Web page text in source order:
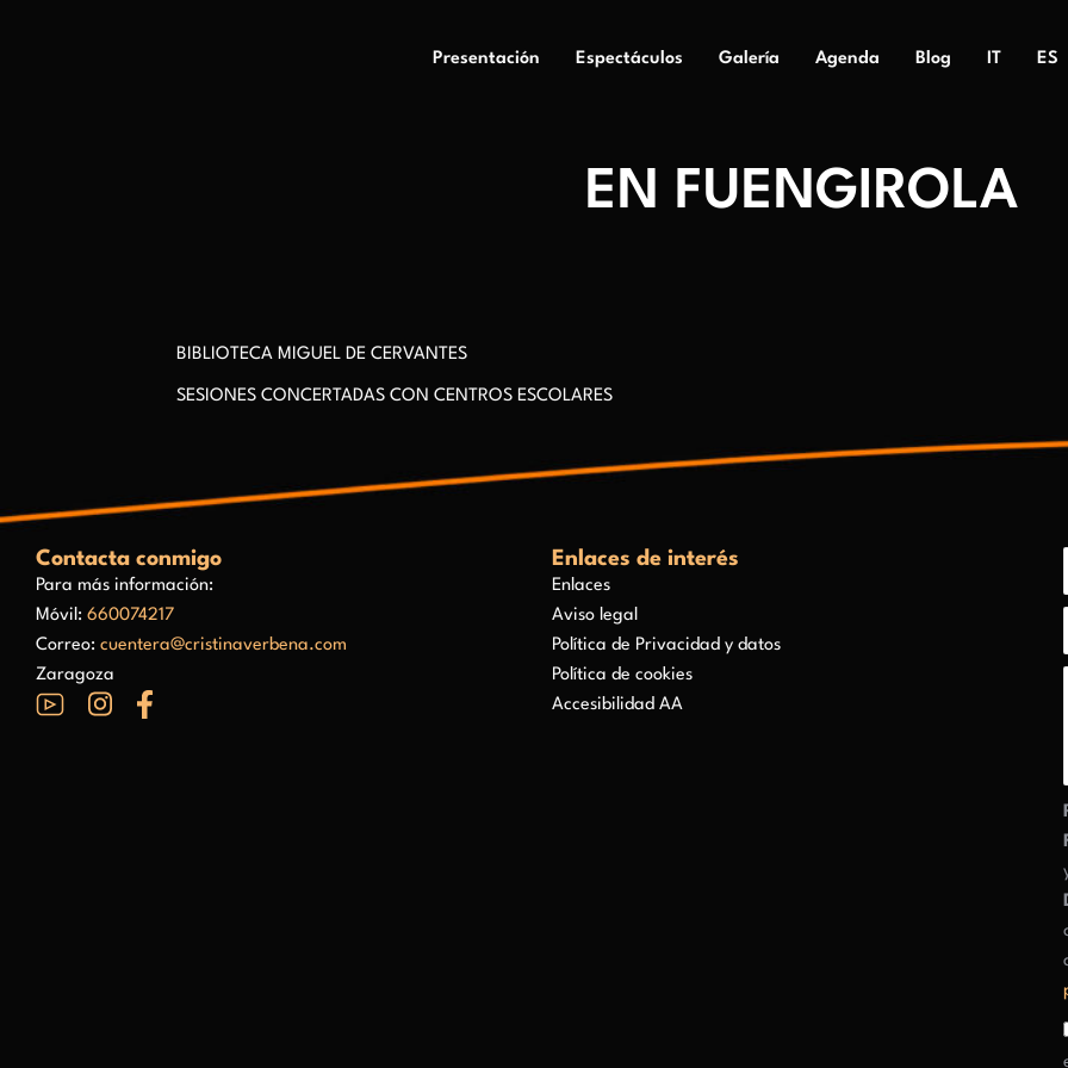
Presentación Espectáculos Galería Agenda Blog IT ES
EN FUENGIROLA
BIBLIOTECA MIGUEL DE CERVANTES
SESIONES CONCERTADAS CON CENTROS ESCOLARES
Contacta conmigo
Para más información:
Móvil: 660074217
Correo: cuentera@cristinaverbena.com
Zaragoza
Enlaces de interés
Enlaces
Aviso legal
Política de Privacidad y datos
Política de cookies
Accesibilidad AA